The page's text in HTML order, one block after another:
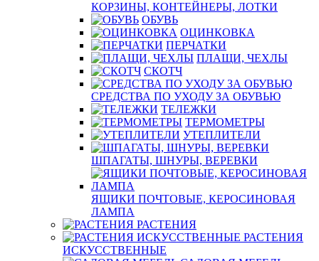
КОРЗИНЫ, КОНТЕЙНЕРЫ, ЛОТКИ
ОБУВЬ
ОЦИНКОВКА
ПЕРЧАТКИ
ПЛАЩИ, ЧЕХЛЫ
СКОТЧ
СРЕДСТВА ПО УХОДУ ЗА ОБУВЬЮ
ТЕЛЕЖКИ
ТЕРМОМЕТРЫ
УТЕПЛИТЕЛИ
ШПАГАТЫ, ШНУРЫ, ВЕРЕВКИ
ЯЩИКИ ПОЧТОВЫЕ, КЕРОСИНОВАЯ
ЛАМПА
РАСТЕНИЯ
РАСТЕНИЯ
ИСКУССТВЕННЫЕ